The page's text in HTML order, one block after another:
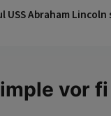
USS Abraham
vor